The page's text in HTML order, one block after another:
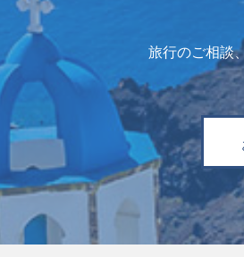
旅行のご相談